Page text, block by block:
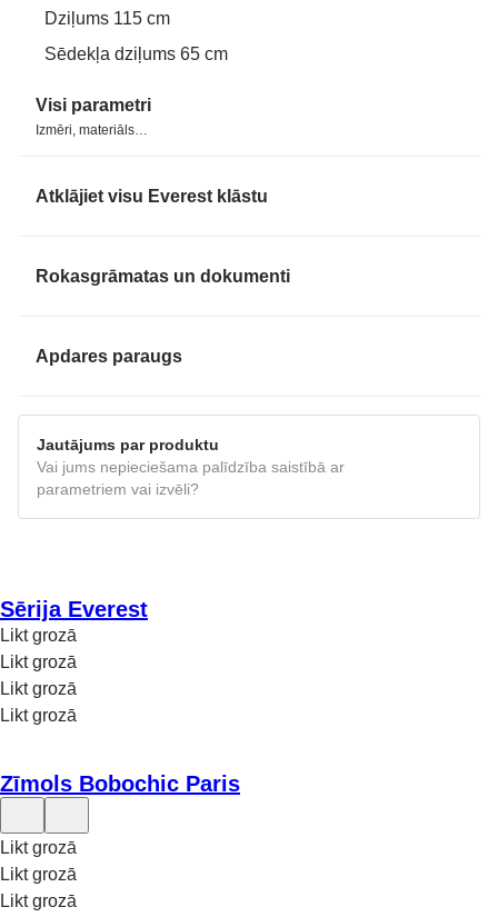
Dziļums 115 cm
Sēdekļa dziļums 65 cm
Visi parametri
Izmēri, materiāls…
Atklājiet visu Everest klāstu
Rokasgrāmatas un dokumenti
Apdares paraugs
Apdares paraugs RAVEN 44 terracota
Pasūtiet paraugu uz mājām.
Jautājums par produktu
Vai jums nepieciešama palīdzība saistībā ar
parametriem vai izvēli?
Sērija Everest
Likt grozā
Likt grozā
Likt grozā
Likt grozā
Zīmols Bobochic Paris
Likt grozā
Likt grozā
Likt grozā